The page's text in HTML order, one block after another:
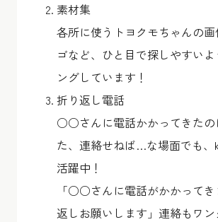
素材集
各所に使うトヨクモちゃんの
ゴなど、ひと目で探しやすいよ
ングしています！
折り返し電話
○○さんに電話かかってきたの
た、連絡せねば…な場面でも、
活躍中！
「○○さんに電話がかかってき
返しお願いします」連絡もワ